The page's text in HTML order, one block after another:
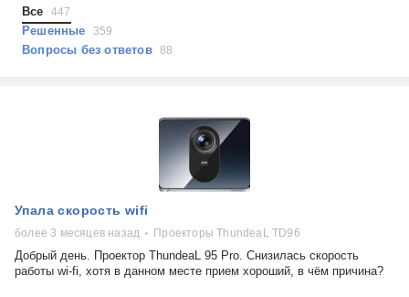
Наушники
Выберите...
не включается
самопроизвольное выключение
самостоятельный ремонт
выдает ошибку
плохо работает
решение проблемы
Все 447
Решенные 359
Вопросы без ответов88
Упала скорость wifi
более 3 месяцев назад Проекторы ThundeaL TD96
Добрый день. Проектор ThundeaL 95 Pro. Снизилась скорость
работы wi-fi, хотя в данном месте прием хороший, в чём причина?